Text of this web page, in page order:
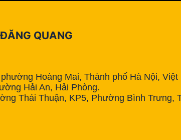
QUANG
Hoàng Mai, Thành phố Hà Nội, Việt
Hải An, Hải Phòng.
Thái Thuận, KP5, Phường Bình Trưng,